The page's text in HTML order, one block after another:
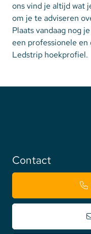
ons vind je altijd wat
om je te adviseren
Plaats vandaag nog
een professionele
Ledstrip hoekprofiel.
Contact